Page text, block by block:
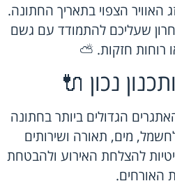
האוויר הצפוי בתאריך החתונה.
שעליכם להתמודד עם גשם
רוחות חזקות. ⛅
נכון 🔌
הגדולים ביותר בחתונה
מים, תאורה ושירותים
להצלחת האירוע ולהבטחת
האורחים.